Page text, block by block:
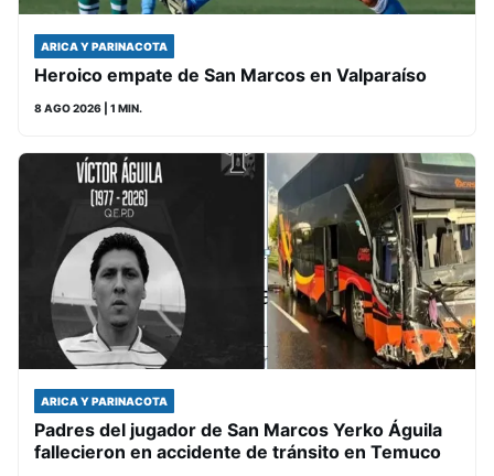
ARICA Y PARINACOTA
Heroico empate de San Marcos en Valparaíso
8 AGO 2026 | 1 MIN.
ARICA Y PARINACOTA
Padres del jugador de San Marcos Yerko Águila
fallecieron en accidente de tránsito en Temuco